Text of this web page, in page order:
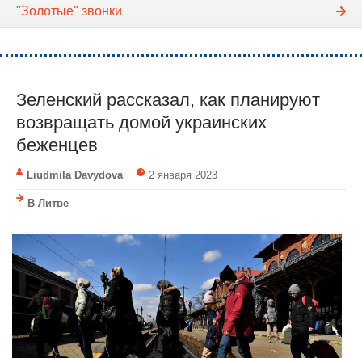
"Золотые" звонки
Зеленский рассказал, как планируют
возвращать домой украинских
беженцев
Liudmila Davydova 2 января 2023
В Литве